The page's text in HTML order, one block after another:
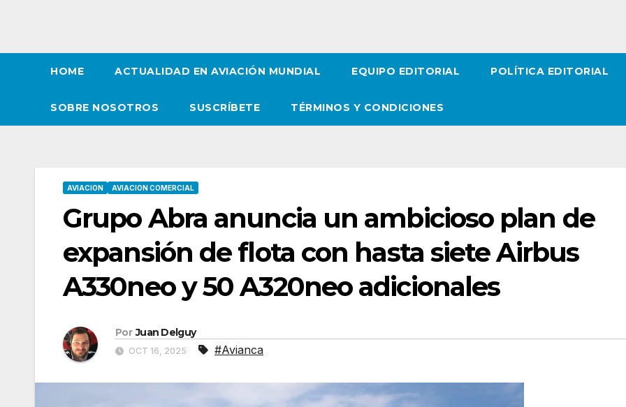
HOME ACTUALIDAD EN AVIACIÓN MUNDIAL EQUIPO EDITORIAL POLÍTICA EDITORIAL
SOBRE NOSOTROS SUSCRÍBETE TÉRMINOS Y CONDICIONES
AVIACION AVIACION COMERCIAL
Grupo Abra anuncia un ambicioso plan de
expansión de flota con hasta siete Airbus
A330neo y 50 A320neo adicionales
Por Juan Delguy
OCT 16, 2025 #Avianca